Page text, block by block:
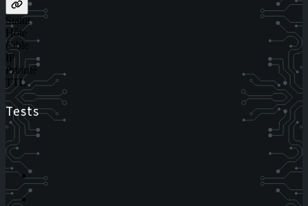
Statut
Hôte
Cible
IP
Priorité
TTL
Tests